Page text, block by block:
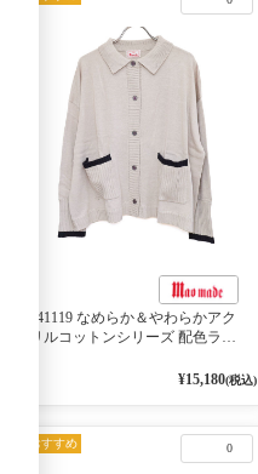
541119 なめらか＆やわらかアク
リルコットンシリーズ 配色ライ
ン 10ベージュ×ネイビー¥15,180(税込)
0
おすすめ